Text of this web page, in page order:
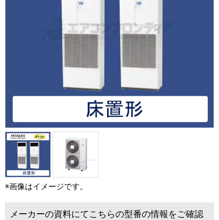
※画像はイメージです。
メーカーの資料にてこちらの型番の情報をご確認